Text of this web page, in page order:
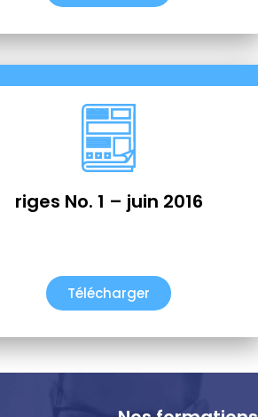
riges No. 1 – juin 2016
Télécharger